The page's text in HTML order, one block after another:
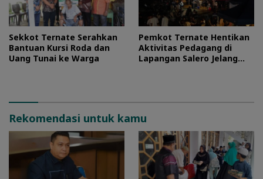
Sekkot Ternate Serahkan
Bantuan Kursi Roda dan
Uang Tunai ke Warga
Pemkot Ternate Hentikan
Aktivitas Pedagang di
Lapangan Salero Jelang
Rekomendasi untuk kamu